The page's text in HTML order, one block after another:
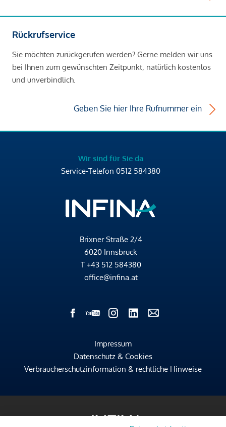
Rückrufservice
Sie möchten zurückgerufen werden? Gerne melden wir uns
bei Ihnen zum gewünschten Zeitpunkt, natürlich kostenlos
und unverbindlich.
Geben Sie hier Ihre Rufnummer ein
Wir sind für Sie da
Service-Telefon 0512 584380
Brixner Straße 2/4
6020 Innsbruck
T +43 512 584380
office@infina.at
Impressum
Datenschutz & Cookies
Verbraucherschutzinformation & rechtliche Hinweise